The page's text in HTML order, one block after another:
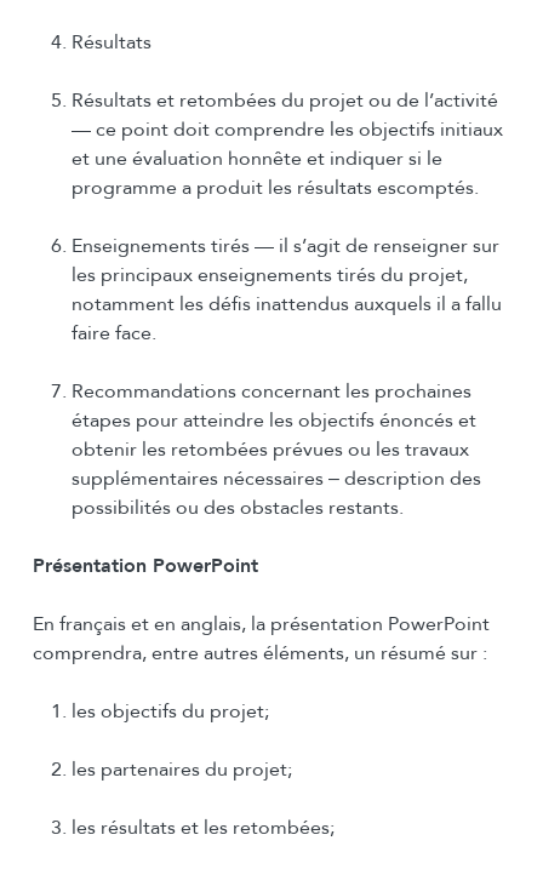
Résultats
Résultats et retombées du projet ou de l’activité
— ce point doit comprendre les objectifs initiaux
et une évaluation honnête et indiquer si le
programme a produit les résultats escomptés.
Enseignements tirés — il s’agit de renseigner sur
les principaux enseignements tirés du projet,
notamment les défis inattendus auxquels il a fallu
faire face.
Recommandations concernant les prochaines
étapes pour atteindre les objectifs énoncés et
obtenir les retombées prévues ou les travaux
supplémentaires nécessaires ‒ description des
possibilités ou des obstacles restants.
Présentation PowerPoint
En français et en anglais, la présentation PowerPoint
comprendra, entre autres éléments, un résumé sur :
les objectifs du projet;
les partenaires du projet;
les résultats et les retombées;